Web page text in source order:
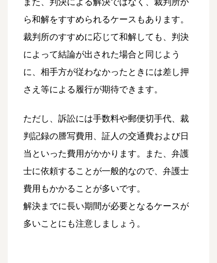
また、判決による解決ではなく、裁判所か
ら和解をすすめられるケースもあります。
裁判所のすすめに応じて和解しても、判決
によって結論が出された場合と同じよう
に、相手方が従わなかったときには差し押
さえ等による履行が期待できます。
ただし、訴訟には手数料や郵便切手代、裁
判記録の謄写費用、証人の交通費および日
当といった費用がかかります。また、弁護
士に依頼することが一般的なので、弁護士
費用もかかることが多いです。
解決までに長い期間が必要となるケースが
多いことにも注意しましょう。